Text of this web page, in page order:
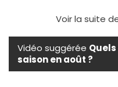
Voir la suite
Vidéo suggérée
saison en août ?